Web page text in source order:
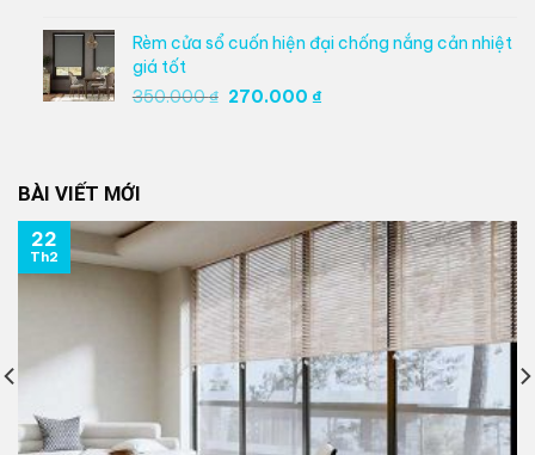
là:
350.000 ₫.
tại
là:
270.000 ₫.
Rèm cửa sổ cuốn hiện đại chống nắng cản nhiệt
giá tốt
350.000₫ Giá
270.000 ₫Giá
BÀI VIẾT MỚI
22
Th2